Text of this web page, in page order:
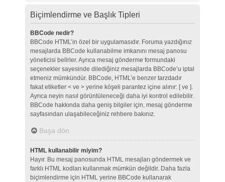
Biçimlendirme ve Başlık Tipleri
BBCode nedir?
BBCode HTML’in özel bir uygulamasıdır. Foruma yazdığınız
mesajlarda BBCode kullanabilme imkanını mesaj panosu
yöneticisi belirler. Ayrıca mesaj gönderme formundaki
seçenekler sayesinde dilediğiniz mesajlarda BBCode’u iptal
etmeniz mümkündür. BBCode, HTML’e benzer tarzdadır
fakat etiketler < ve > yerine köşeli parantez içine alınır: [ ve ].
Ayrıca neyin nasıl görüntüleneceği daha iyi kontrol edilebilir.
BBCode hakkında daha geniş bilgiler için, mesaj gönderme
sayfasından ulaşabileceğiniz rehbere bakınız.
Başa dön
HTML kullanabilir miyim?
Hayır. Bu mesaj panosunda HTML mesajları göndermek ve
farklı HTML kodları kullanmak mümkün değildir. Daha fazla
biçimlendirme için HTML yerine BBCode kullanarak